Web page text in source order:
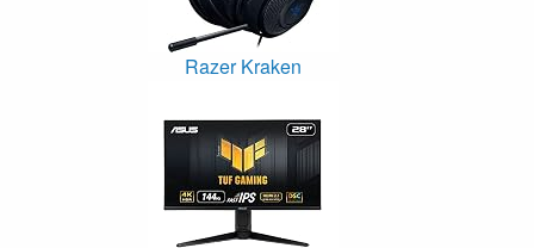
Razer Kraken